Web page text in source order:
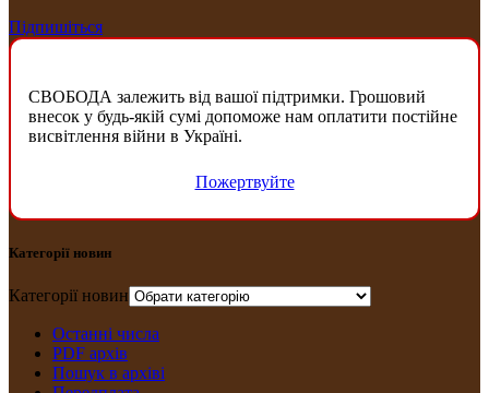
Підпишіться
СВОБОДА залежить від вашої підтримки. Грошовий
внесок у будь-якій сумі допоможе нам оплатити постійне
висвітлення війни в Україні.
Пожертвуйте
Категорії новин
Категорії новин
Останні числа
PDF архів
Пошук в архіві